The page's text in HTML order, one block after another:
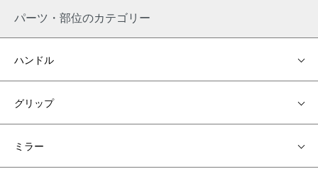
パーツ・部位のカテゴリー
ハンドル
グリップ
ミラー